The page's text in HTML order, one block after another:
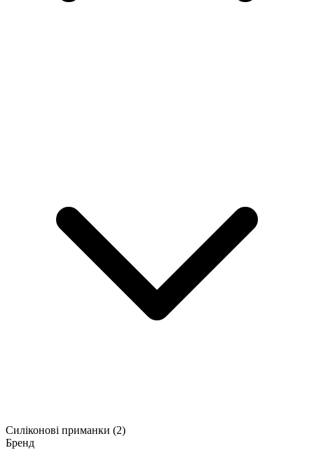
Силіконові приманки (2)
Бренд